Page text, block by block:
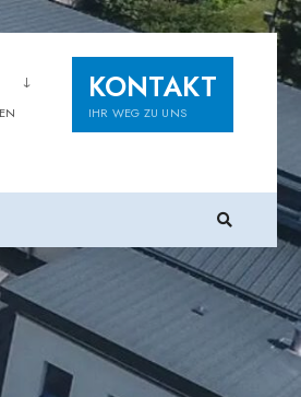
KONTAKT
IHR WEG ZU UNS